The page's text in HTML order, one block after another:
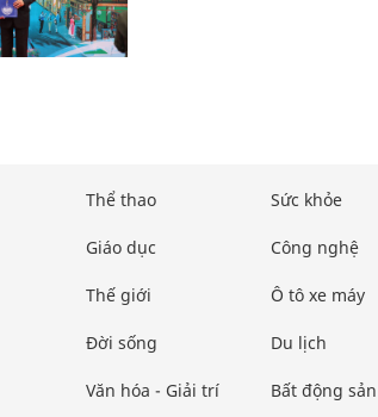
Thể thao
Giáo dục
Thế giới
Đời sống
Văn hóa - Giải trí
Sức khỏe
Công nghệ
Ô tô xe máy
Du lịch
Bất động sản